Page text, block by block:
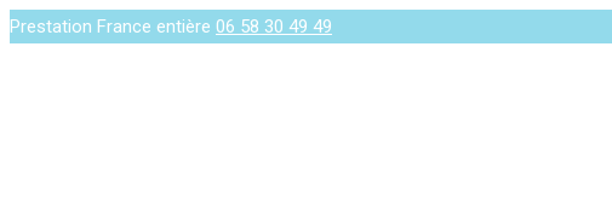
Prestation France entière 06 58 30 49 49